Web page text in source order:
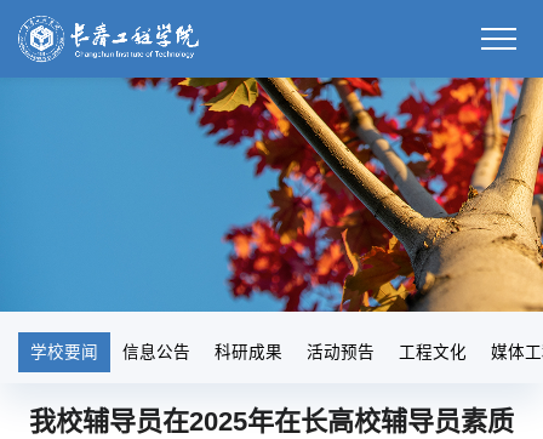
学校要闻 信息公告 科研成果 活动预告 工程文化 媒体
我校辅导员在2025年在长高校辅导员素质